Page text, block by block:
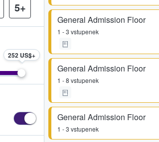
General Admission Floor
1 - 3 vstupenek
General Admission Floor
1 - 8 vstupenek
General Admission Floor
1 - 3 vstupenek
5+
252 US$